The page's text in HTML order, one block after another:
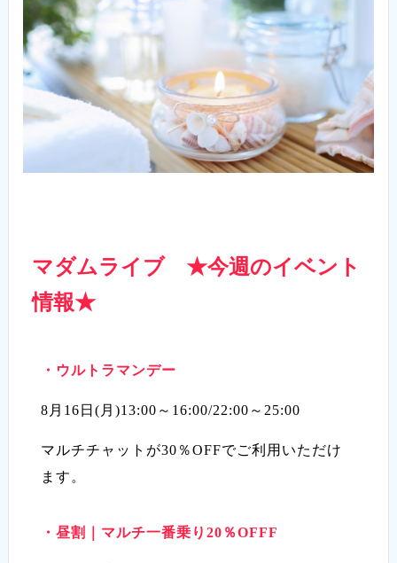
マダムライブ ★今週のイベント
情報★
・ウルトラマンデー
8月16日(月)13:00～16:00/22:00～25:00
マルチチャットが30％OFFでご利用いただけ
ます。
・昼割｜マルチ一番乗り20％OFFF